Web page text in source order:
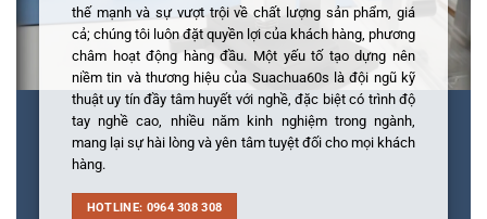
thế mạnh và sự vượt trội về chất lượng sản phẩm, giá
cả; chúng tôi luôn đặt quyền lợi của khách hàng, phương
châm hoạt động hàng đầu. Một yếu tố tạo dựng nên
niềm tin và thương hiệu của Suachua60s là đội ngũ kỹ
thuật uy tín đầy tâm huyết với nghề, đặc biệt có trình độ
tay nghề cao, nhiều năm kinh nghiệm trong ngành,
mang lại sự hài lòng và yên tâm tuyệt đối cho mọi khách
hàng.
HOTLINE: 0964 308 308